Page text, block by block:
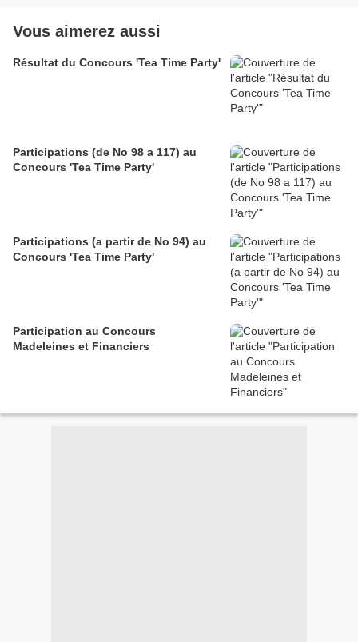
Vous aimerez aussi
Résultat du Concours 'Tea Time Party'
Participations (de No 98 a 117) au
Concours 'Tea Time Party'
Participations (a partir de No 94) au
Concours 'Tea Time Party'
Participation au Concours
Madeleines et Financiers